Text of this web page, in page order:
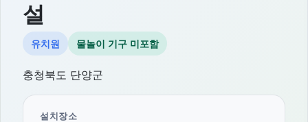
설
유치원 물놀이 기구 미포함
충청북도 단양군
설치장소